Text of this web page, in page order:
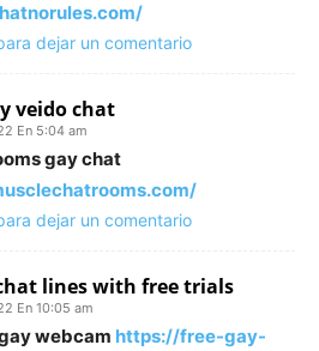
dejar un comentario
veido chat
En 5:04 am
gay chat
dejar un comentario
lines with free trials
En 10:05 am
webcam https://free-gay-